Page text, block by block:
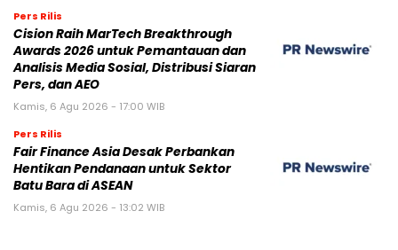
Pers Rilis
Cision Raih MarTech Breakthrough
Awards 2026 untuk Pemantauan dan
Analisis Media Sosial, Distribusi Siaran
Pers, dan AEO
Kamis, 6 Agu 2026 - 17:00 WIB
Pers Rilis
Fair Finance Asia Desak Perbankan
Hentikan Pendanaan untuk Sektor
Batu Bara di ASEAN
Kamis, 6 Agu 2026 - 13:02 WIB